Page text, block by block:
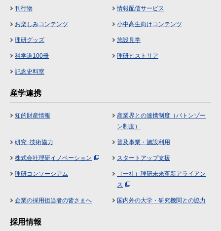
刊行物 情報配信サービス
お楽しみコンテンツ 小中高生向けコンテンツ
理研グッズ 施設見学
科学道100冊 理研ヒストリア
記念史料室
産学連携
知的財産情報
産業界との連携制度（バトンゾー
ン制度）
研究･技術協力 普及事業・施設利用
株式会社理研イノベーション スタートアップ支援
理研コンソーシアム
（一社）理研未来革新アライアン
ス
企業の採用担当者の皆さまへ 国内外の大学・研究機関との協力
採用情報